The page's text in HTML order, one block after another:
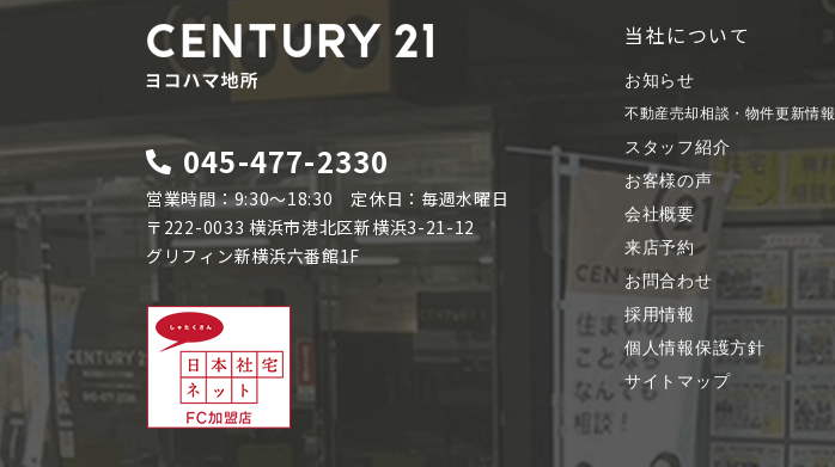
045-477-2330
営業時間：9:30～18:30 定休日：毎週水曜日
〒222-0033 横浜市港北区新横浜3-21-12
グリフィン新横浜六番館1F
当社について
お知らせ
不動産売却相談・物件更新情報
スタッフ紹介
お客様の声
会社概要
来店予約
お問合わせ
採用情報
個人情報保護方針
サイトマップ